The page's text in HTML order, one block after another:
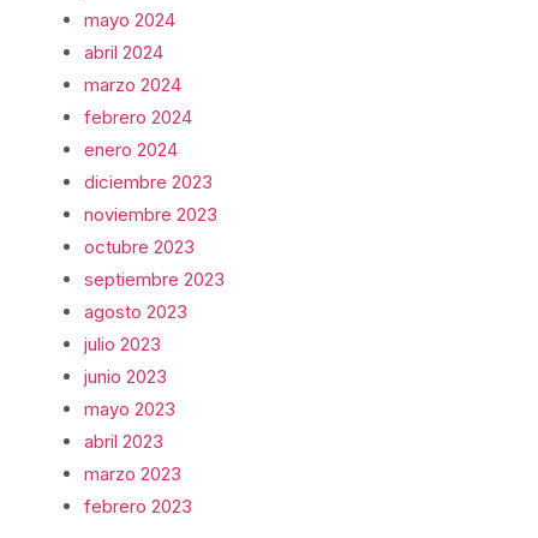
mayo 2024
abril 2024
marzo 2024
febrero 2024
enero 2024
diciembre 2023
noviembre 2023
octubre 2023
septiembre 2023
agosto 2023
julio 2023
junio 2023
mayo 2023
abril 2023
marzo 2023
febrero 2023